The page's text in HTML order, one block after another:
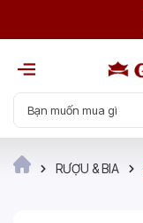
RƯỢU & BIA